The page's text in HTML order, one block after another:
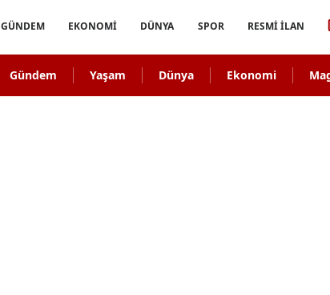
GÜNDEM EKONOMİ DÜNYA SPOR RESMİ İLAN
Gündem Yaşam Dünya Ekonomi